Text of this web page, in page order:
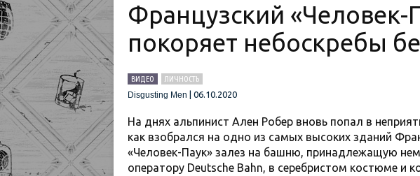
Французский «Человек-
покоряет небоскребы
ВИДЕО
ЛИЧНОСТЬ
Disgusting Men
06.10.2020
На днях альпинист Ален Робер вновь попал в
как взобрался на одно из самых высоких зданий
«Человек-Паук» залез на башню, принадлежащую
оператору Deutsche Bahn, в серебристом костюме и